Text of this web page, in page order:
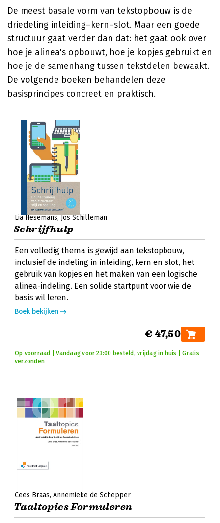
De meest basale vorm van tekstopbouw is de
driedeling inleiding–kern–slot. Maar een goede
structuur gaat verder dan dat: het gaat ook over
hoe je alinea's opbouwt, hoe je kopjes gebruikt en
hoe je de samenhang tussen tekstdelen bewaakt.
De volgende boeken behandelen deze
basisprincipes concreet en praktisch.
Lia Hesemans Jos Schilleman
Schrijfhulp
Een volledig thema is gewijd aan tekstopbouw,
inclusief de indeling in inleiding, kern en slot, het
gebruik van kopjes en het maken van een logische
alinea-indeling. Een solide startpunt voor wie de
basis wil leren.
Boek bekijken
€ 47,50
Op voorraad | Vandaag voor 23:00 besteld, vrijdag in huis | Gratis
verzonden
Cees Braas Annemieke de Schepper
Taaltopics Formuleren